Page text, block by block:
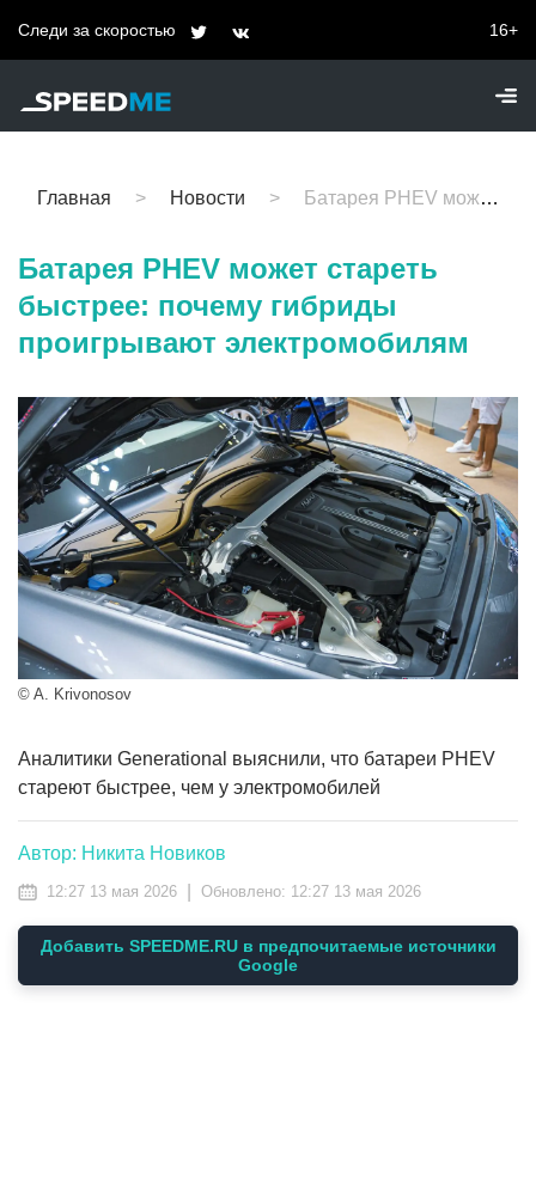
Следи за скоростью 16+
Главная Новости Батарея PHEV может стареть быстрее: почему гибриды проигрывают электромобилям
Батарея PHEV может стареть
быстрее: почему гибриды
проигрывают электромобилям
© A. Krivonosov
Аналитики Generational выяснили, что батареи PHEV
стареют быстрее, чем у электромобилей
Автор: Никита Новиков
12:27 13 мая 2026 Обновлено: 12:27 13 мая 2026
Добавить SPEEDME.RU в предпочитаемые источники
Google